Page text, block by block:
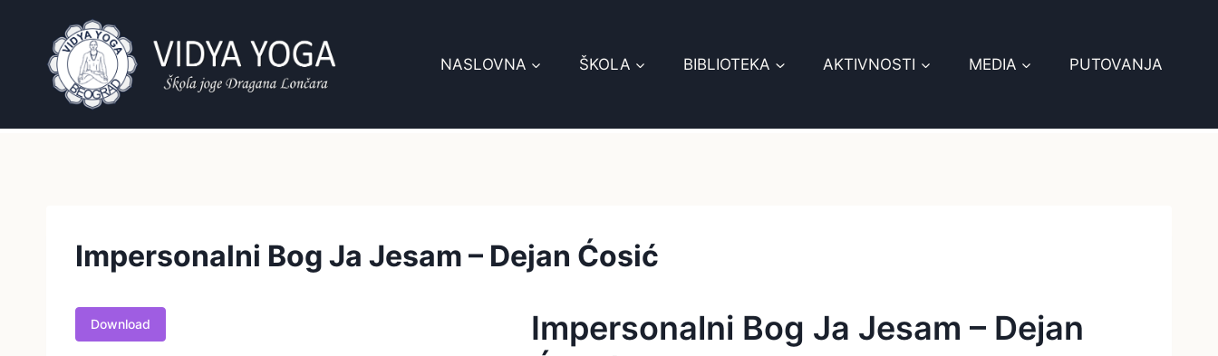
content
NASLOVNA ŠKOLA BIBLIOTEKA AKTIVNOSTI MEDIA PUTOVANJA
Impersonalni Bog Ja Jesam – Dejan Ćosić
Download
Impersonalni Bog Ja Jesam – Dejan